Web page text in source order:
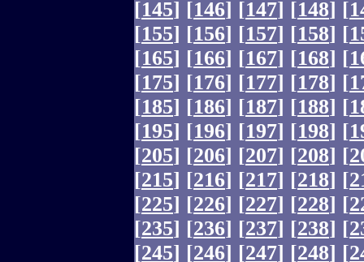
[145] [146] [147] [148] [
[155] [156] [157] [158] [
[165] [166] [167] [168] [
[175] [176] [177] [178] [
[185] [186] [187] [188] [
[195] [196] [197] [198] [
[205] [206] [207] [208] [
[215] [216] [217] [218] [
[225] [226] [227] [228] [
[235] [236] [237] [238] [
[245] [246] [247] [248] [